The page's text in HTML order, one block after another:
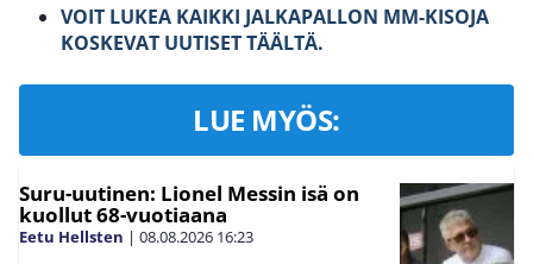
VOIT LUKEA KAIKKI JALKAPALLON MM-KISOJA
KOSKEVAT UUTISET TÄÄLTÄ.
LUE MYÖS:
Suru-uutinen: Lionel Messin isä on
kuollut 68-vuotiaana
Eetu Hellsten | 08.08.2026 16:23